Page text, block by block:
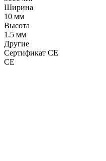
Ширина
10 мм
Высота
1.5 мм
Другие
Сертификат CE
CE